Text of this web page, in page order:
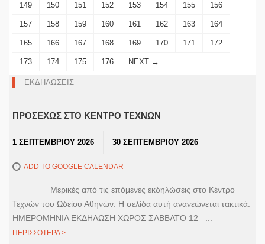
149 150 151 152 153 154 155 156
157 158 159 160 161 162 163 164
165 166 167 168 169 170 171 172
173 174 175 176 NEXT →
ΕΚΔΗΛΩΣΕΙΣ
ΠΡΟΣΕΧΩΣ ΣΤΟ ΚΕΝΤΡΟ ΤΕΧΝΩΝ
1 ΣΕΠΤΕΜΒΡΙΟΥ 2026 30 ΣΕΠΤΕΜΒΡΙΟΥ 2026
ADD TO GOOGLE CALENDAR
Μερικές από τις επόμενες εκδηλώσεις στο Κέντρο
Τεχνών του Ωδείου Αθηνών. Η σελίδα αυτή ανανεώνεται τακτικά.
ΗΜΕΡΟΜΗΝΙΑ ΕΚΔΗΛΩΣΗ ΧΩΡΟΣ ΣΑΒΒΑΤΟ 12 –...
ΠΕΡΙΣΣΟΤΕΡΑ >